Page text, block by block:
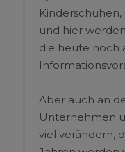
und hier
die heute noch
Aber auch an
Unternehmen
viel verändern,